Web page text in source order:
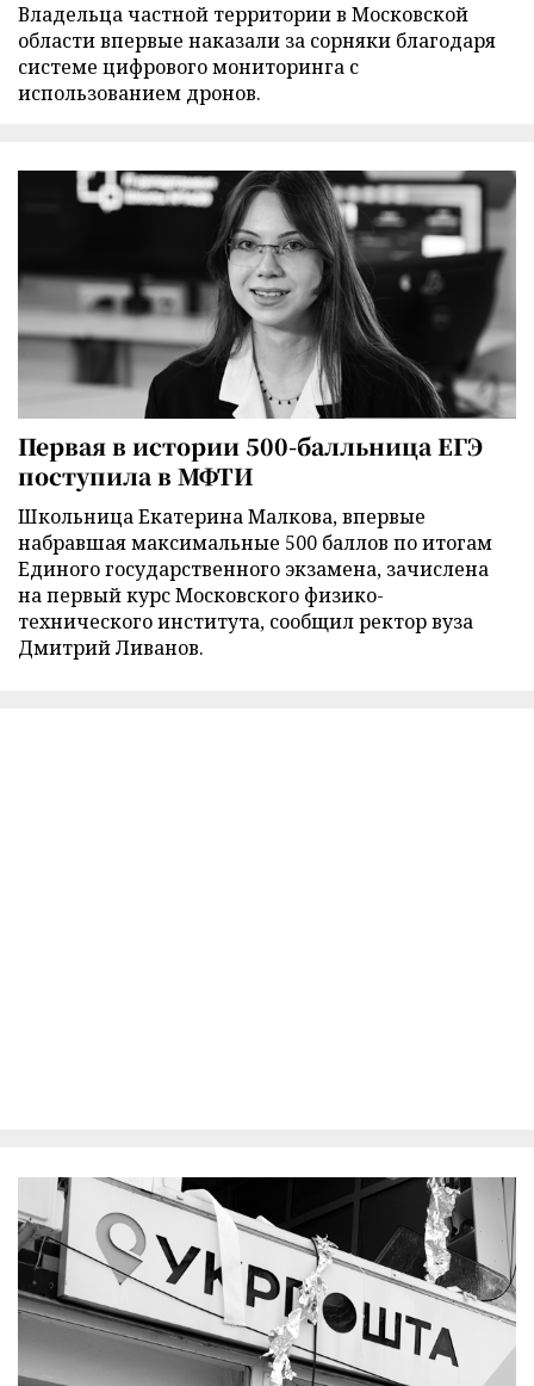
Владельца частной территории в Московской
области впервые наказали за сорняки благодаря
системе цифрового мониторинга с
использованием дронов.
Первая в истории 500-балльница ЕГЭ
поступила в МФТИ
Школьница Екатерина Малкова, впервые
набравшая максимальные 500 баллов по итогам
Единого государственного экзамена, зачислена
на первый курс Московского физико-
технического института, сообщил ректор вуза
Дмитрий Ливанов.